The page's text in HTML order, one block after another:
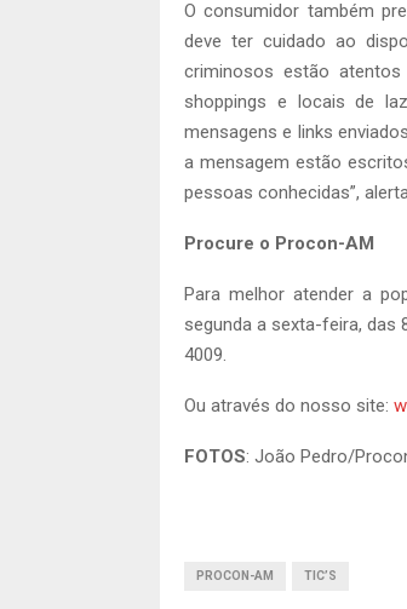
O consumidor também
deve ter cuidado ao
criminosos estão
shoppings e locais de
mensagens e links
a mensagem estão
pessoas conhecidas”,
Procure o Procon-AM
Para melhor atender a
segunda a sexta-feira, das
4009.
Ou através do nosso site:
FOTOS: João Pedro/
PROCON-AM TIC’S